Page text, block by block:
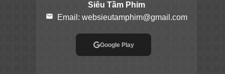
Siêu Tầm Phim
email Email: websieutamphim@gmail.com
Google Play